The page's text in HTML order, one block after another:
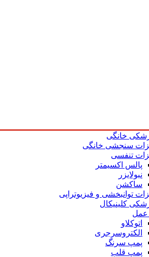
خانگی
سنجشی خانگی
تنفسی
پالس اکسیمتر
نبولایزر
ساکشن
توانبخشی و فیزیوتراپی
کلینیکال
عمل
اتوکلاو
الکتروسرجری
پمپ سرنگ
پمپ قلب